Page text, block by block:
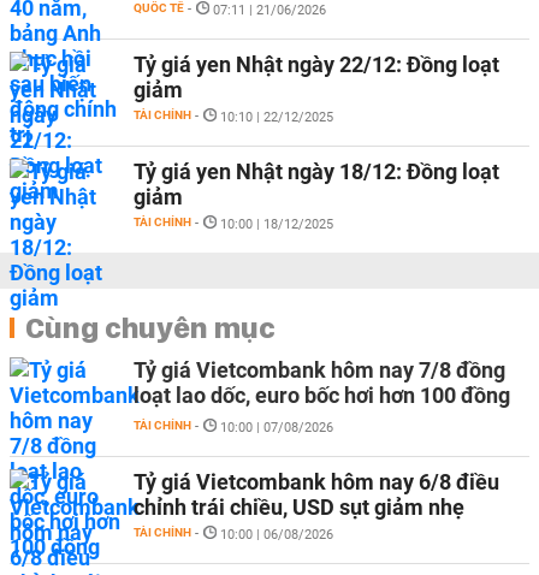
QUỐC TẾ - 07:11 | 21/06/2026
Tỷ giá yen Nhật ngày 22/12: Đồng loạt
giảm
TÀI CHÍNH - 10:10 | 22/12/2025
Tỷ giá yen Nhật ngày 18/12: Đồng loạt
giảm
TÀI CHÍNH - 10:00 | 18/12/2025
Cùng chuyên mục
Tỷ giá Vietcombank hôm nay 7/8 đồng
loạt lao dốc, euro bốc hơi hơn 100 đồng
TÀI CHÍNH - 10:00 | 07/08/2026
Tỷ giá Vietcombank hôm nay 6/8 điều
chỉnh trái chiều, USD sụt giảm nhẹ
TÀI CHÍNH - 10:00 | 06/08/2026